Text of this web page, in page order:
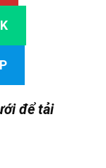
để tải